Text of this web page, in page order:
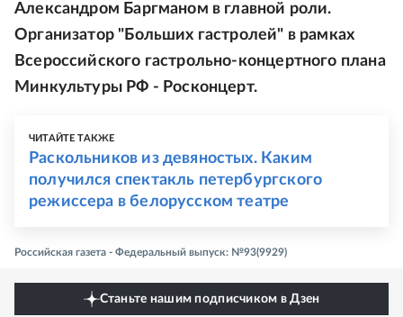
Александром Баргманом в главной роли.
Организатор "Больших гастролей" в рамках
Всероссийского гастрольно-концертного плана
Минкультуры РФ - Росконцерт.
ЧИТАЙТЕ ТАКЖЕ
Раскольников из девяностых. Каким
получился спектакль петербургского
режиссера в белорусском театре
Российская газета - Федеральный выпуск: №93(9929)
Станьте нашим подписчиком в Дзен